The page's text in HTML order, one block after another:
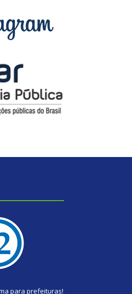
para prefeituras!